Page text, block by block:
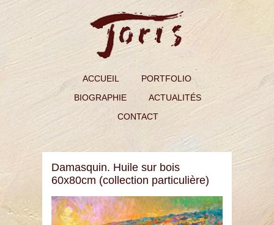
ACCUEIL
PORTFOLIO
BIOGRAPHIE
ACTUALITÉS
CONTACT
Damasquin. Huile sur bois
60x80cm (collection particulière)